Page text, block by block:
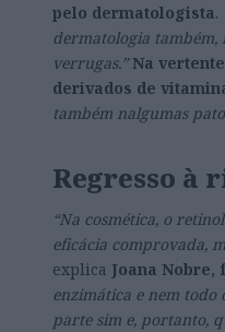
pelo dermatologista.
dermatologia também,
verrugas.” Na
derivados de
também nalgumas
Regresso à
“Na cosmética, o
eficácia comprovada,
explica Joana
enzimática e nem
parte sim e, portanto,